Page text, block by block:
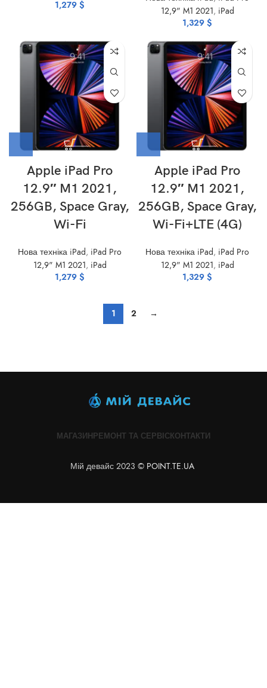
1,279 $
12,9" M1 2021, iPad
1,329 $
Apple iPad Pro
12.9″ M1 2021,
256GB, Space Gray,
Wi-Fi
Нова техніка iPad, iPad Pro
12,9" M1 2021, iPad
1,279 $
Apple iPad Pro
12.9″ M1 2021,
256GB, Space Gray,
Wi-Fi+LTE (4G)
Нова техніка iPad, iPad Pro
12,9" M1 2021, iPad
1,329 $
1 2 →
МАГАЗИНРЕМОНТ ТА СЕРВІСКОНТАКТИ
Мій девайс 2023 © POINT.TE.UA